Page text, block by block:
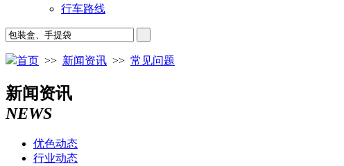
行车路线
首页 >> 新闻资讯 >> 常见问题
新闻资讯
NEWS
优色动态
行业动态